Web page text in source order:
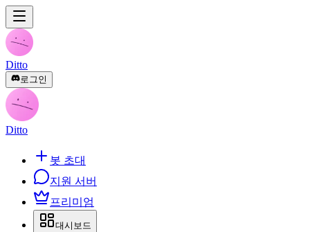
Ditto
로그인
Ditto
봇 초대
지원 서버
프리미엄
대시보드